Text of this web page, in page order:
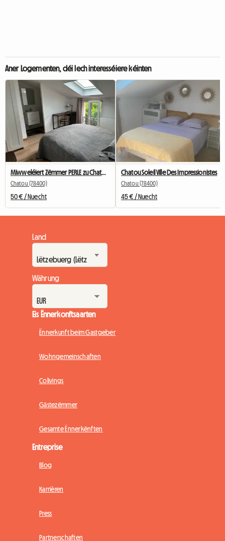
Aner Logementen, déi Iech interesséiere kéinten
Miwweléiert Zëmmer PERLE zu Chatou mat privatem Buedzëmmer
Chatou (78400)
50 € / Nuecht
Chatou Soleil Ville Des Impressionistes
Chatou (78400)
45 € / Nuecht
Land
Währung
Eis Ënnerkonftsaarten
Ënnerkunft beim Gastgeber
Wohngemeinschaften
Colivings
Gästezëmmer
Gesamte Ënnerkënften
Entreprise
Blog
Karrièren
Press
Partnerschaften